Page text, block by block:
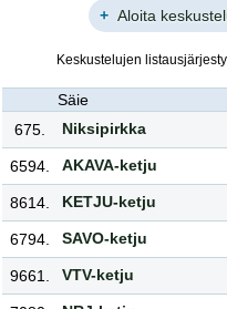
+ Aloita
Keskustelujen
Säie
675.
Niksipirkka
6594.
AKAVA-ketju
8614.
KETJU-ketju
6794.
SAVO-ketju
9661.
VTV-ketju